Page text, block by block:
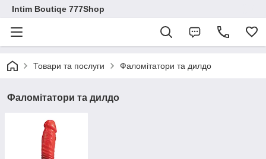
Intim Boutiqe 777Shop
Товари та послуги Фаломітатори та дилдо
Фаломітатори та дилдо